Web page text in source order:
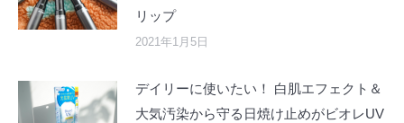
リップ
2021年1月5日
デイリーに使いたい！ 白肌エフェクト＆
大気汚染から守る日焼け止めがビオレUV